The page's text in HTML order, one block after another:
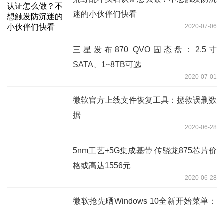
迷的小伙伴们快看
2020-07-06
三星发布870 QVO固态盘：2.5寸
SATA、1~8TB可选
2020-07-01
微软官方上线文件恢复工具：拯救误删数
据
2020-06-28
5nm工艺+5G集成基带 传骁龙875芯片价
格或高达1556元
2020-06-28
微软抢先晒Windows 10全新开始菜单：